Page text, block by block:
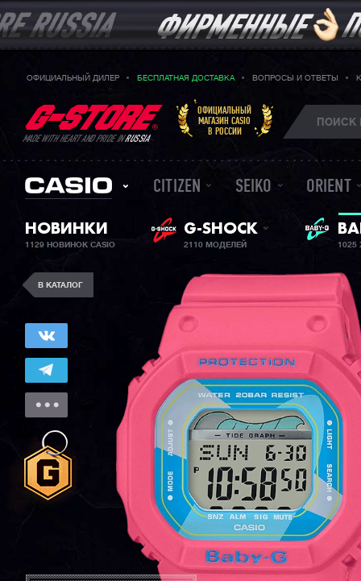
ОФИЦИАЛЬНЫЙ ДИЛЕР БЕСПЛАТНАЯ ДОСТАВКА ВОПРОСЫ И ОТВЕТЫ
MADE WITH HEART AND PRIDE INRUSSIA
ОФИЦИАЛЬНЫЙ
МАГАЗИН CASIO
В РОССИИ
CITIZEN SEIKO ORIENT
НОВИНКИ
1129 НОВИНОК CASIO
G-SHOCK
2110 МОДЕЛЕЙ
В КАТАЛОГ